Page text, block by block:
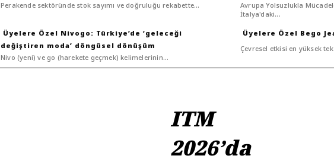
Perakende sektöründe stok sayımı ve doğruluğu rekabette...
Avrupa Yolsuzlukla
İtalya'daki...
Nivogo: Türkiye’de ‘geleceği
değiştiren moda’ döngüsel dönüşüm
Nivo (yeni) ve go (harekete geçmek) kelimelerinin...
Bego
Çevresel etkisi en yüksek
ITM
2026’da